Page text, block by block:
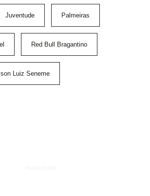
Juventude Palmeiras
Red Bull Bragantino
Luiz Seneme